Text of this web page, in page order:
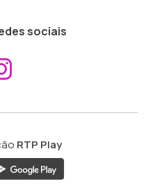
sociais
ao
RTP Play